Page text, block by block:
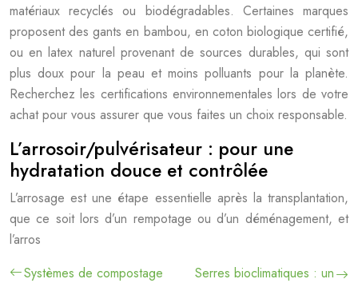
matériaux recyclés ou biodégradables. Certaines marques
proposent des gants en bambou, en coton biologique certifié,
ou en latex naturel provenant de sources durables, qui sont
plus doux pour la peau et moins polluants pour la planète.
Recherchez les certifications environnementales lors de votre
achat pour vous assurer que vous faites un choix responsable.
L’arrosoir/pulvérisateur : pour une
hydratation douce et contrôlée
L’arrosage est une étape essentielle après la transplantation,
que ce soit lors d’un rempotage ou d’un déménagement, et
l’arros
Systèmes de compostage
Serres bioclimatiques : un